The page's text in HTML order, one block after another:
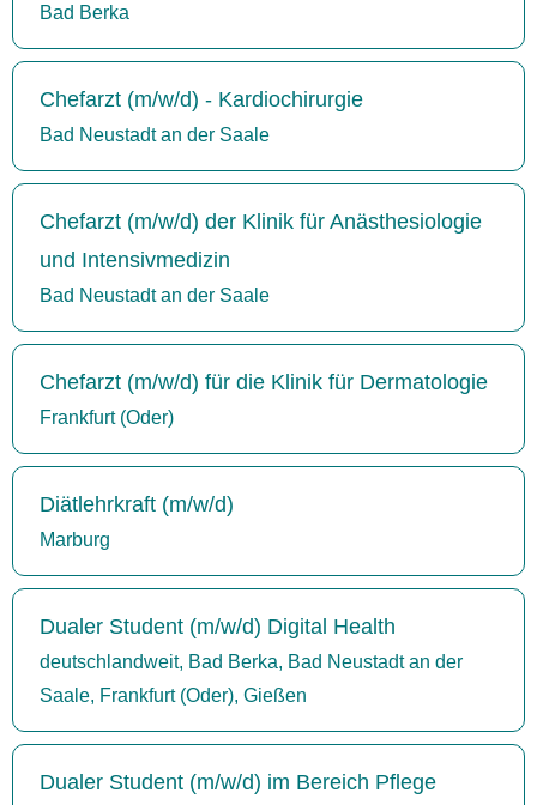
Bad Berka
Chefarzt (m/w/d) - Kardiochirurgie
Bad Neustadt an der Saale
Chefarzt (m/w/d) der Klinik für Anästhesiologie
und Intensivmedizin
Bad Neustadt an der Saale
Chefarzt (m/w/d) für die Klinik für Dermatologie
Frankfurt (Oder)
Diätlehrkraft (m/w/d)
Marburg
Dualer Student (m/w/d) Digital Health
deutschlandweit, Bad Berka, Bad Neustadt an der
Saale, Frankfurt (Oder), Gießen
Dualer Student (m/w/d) im Bereich Pflege